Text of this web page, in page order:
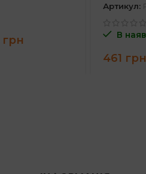
грн
Артикул:
В
461 грн